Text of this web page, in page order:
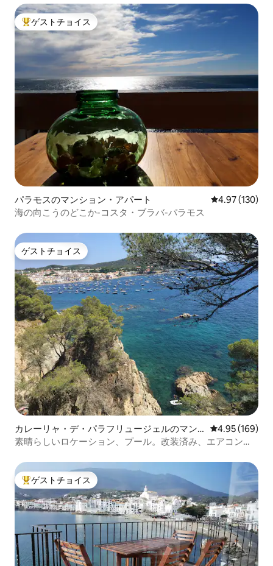
大好評のゲストチョイスです。
ゲストチョイス
パラモスのマンション・アパート レビュー130
4.97 (130)
海の向こうのどこか-コスタ・ブラバ-パラモス
ゲストチョイス
ゲストチョイス
カレーリャ・デ・パラフリュージェルのマン
ション・アパート
レビュー169
4.95 (169)
素晴らしいロケーション、プール。改装済み、エアコン、
大好評のゲストチョイスです。
ゲストチョイス